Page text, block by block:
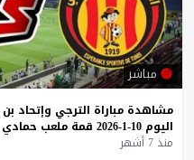
مباشر
مشاهدة مباراة الترجي وإتحاد بن
اليوم 10-1-2026 قمة ملعب حمادي
منذ 7 أشهر